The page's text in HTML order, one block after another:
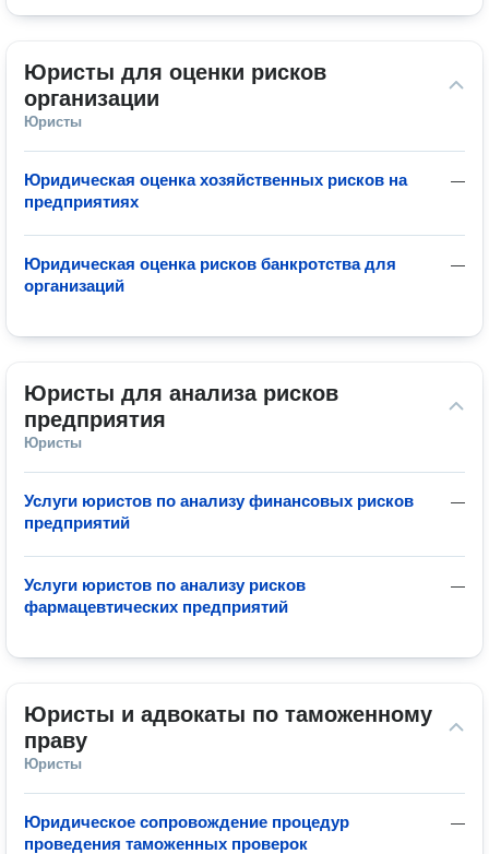
Юристы для оценки рисков
организации
Юристы
—
Юридическая оценка хозяйственных рисков на
предприятиях
—
Юридическая оценка рисков банкротства для
организаций
Юристы для анализа рисков
предприятия
Юристы
—
Услуги юристов по анализу финансовых рисков
предприятий
—
Услуги юристов по анализу рисков
фармацевтических предприятий
Юристы и адвокаты по таможенному
праву
Юристы
—
Юридическое сопровождение процедур
проведения таможенных проверок